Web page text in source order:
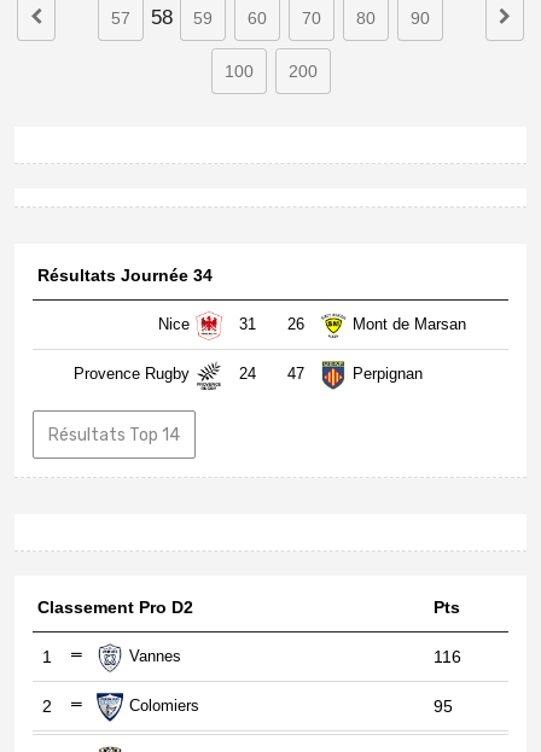
57 58 59 60 70 80 90
100 200
Résultats Journée 34
Nice 31 26 Mont de Marsan
Provence Rugby 24 47 Perpignan
Résultats Top 14
Classement Pro D2 Pts
1 Vannes 116
2 Colomiers 95